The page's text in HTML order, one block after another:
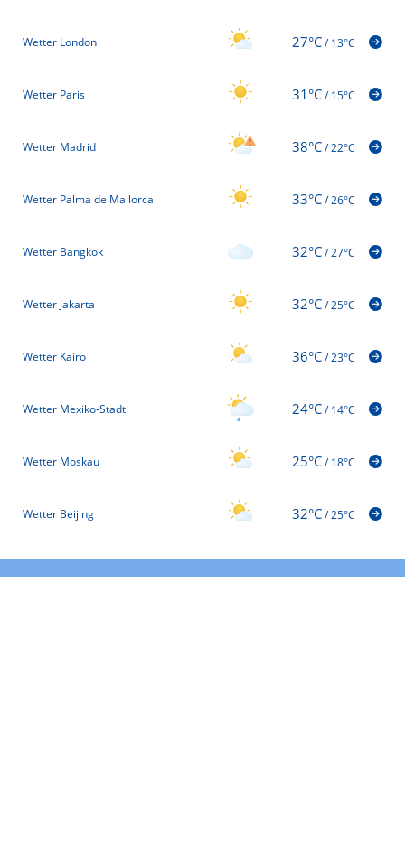
Wetter London 27°C/13°C
Wetter Paris 31°C/15°C
Wetter Madrid 38°C/22°C
Wetter Palma de Mallorca 33°C/26°C
Wetter Bangkok 32°C/27°C
Wetter Jakarta 32°C/25°C
Wetter Kairo 36°C/23°C
Wetter Mexiko-Stadt 24°C/14°C
Wetter Moskau 25°C/18°C
Wetter Beijing 32°C/25°C